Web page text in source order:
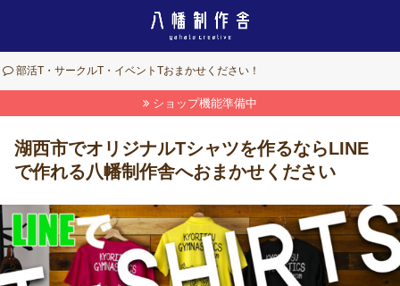
部活T・サークルT・イベントTおまかせください！
ショップ機能準備中
湖西市でオリジナルTシャツを作るならLINE
で作れる八幡制作舎へおまかせください